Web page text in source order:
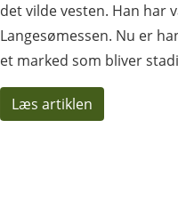
det vilde vesten. Han har
Langesømessen. Nu er
et marked som bliver
Læs artiklen